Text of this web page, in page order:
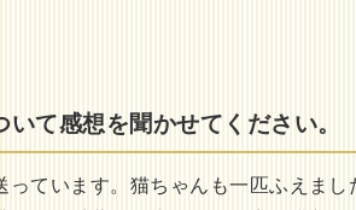
いて感想を聞かせてください。
ています。猫ちゃんも一匹ふえまし